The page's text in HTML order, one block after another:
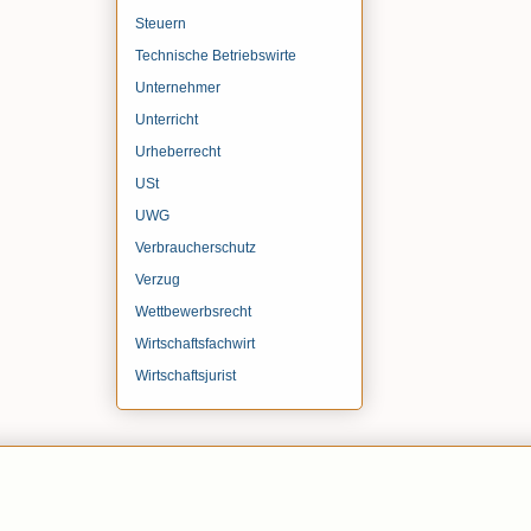
Steuern
Technische Betriebswirte
Unternehmer
Unterricht
Urheberrecht
USt
UWG
Verbraucherschutz
Verzug
Wettbewerbsrecht
Wirtschaftsfachwirt
Wirtschaftsjurist